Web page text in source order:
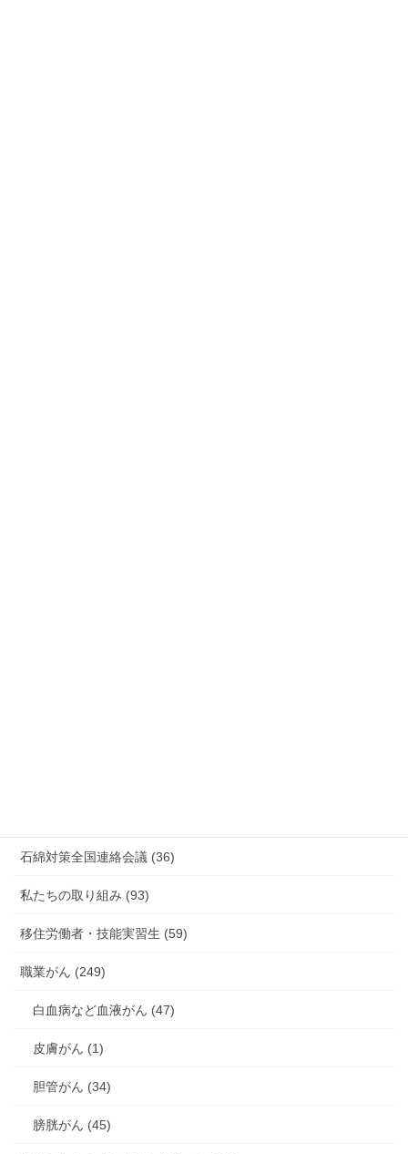
石綿対策全国連絡会議 (36)
私たちの取り組み (93)
移住労働者・技能実習生 (59)
職業がん (249)
白血病など血液がん (47)
皮膚がん (1)
胆管がん (34)
膀胱がん (45)